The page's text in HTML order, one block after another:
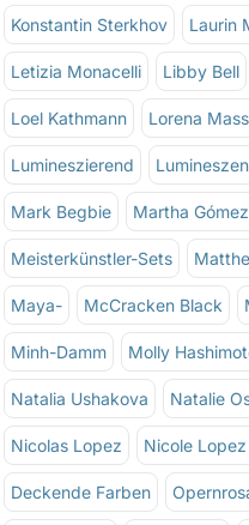
Konstantin Sterkhov Laurin
Letizia Monacelli Libby Bell
Loel Kathmann Lorena
Lumineszierend
Mark Begbie Martha
Meisterkünstler-Sets
Maya- McCracken Black
Minh-Damm Molly
Natalia Ushakova Natalie
Nicolas Lopez Nicole
Deckende Farben